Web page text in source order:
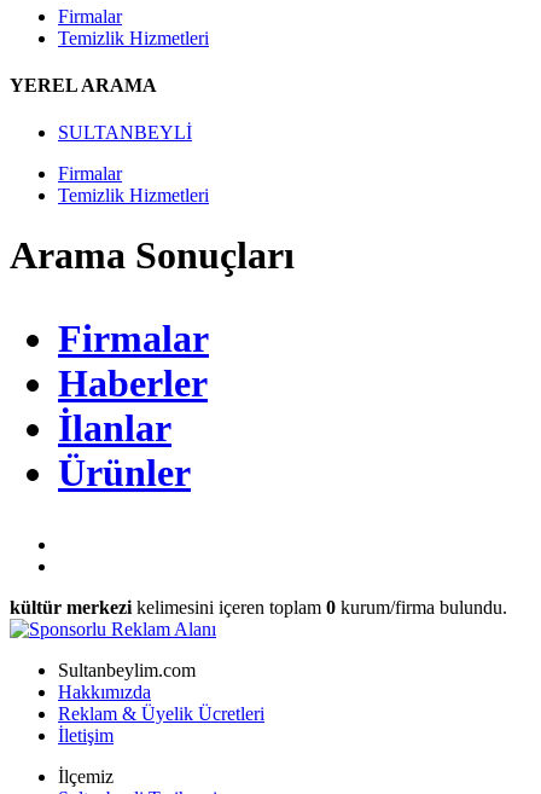
Firmalar
Temizlik Hizmetleri
YEREL ARAMA
SULTANBEYLİ
Firmalar
Temizlik Hizmetleri
Arama Sonuçları
Firmalar
Haberler
İlanlar
Ürünler
kültür merkezi kelimesini içeren toplam 0 kurum/firma bulundu.
Sultanbeylim.com
Hakkımızda
Reklam & Üyelik Ücretleri
İletişim
İlçemiz